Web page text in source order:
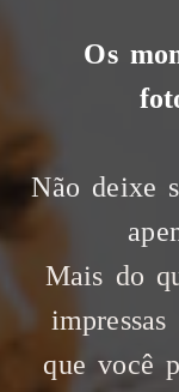
Os
Não deixe
Mais do
que você